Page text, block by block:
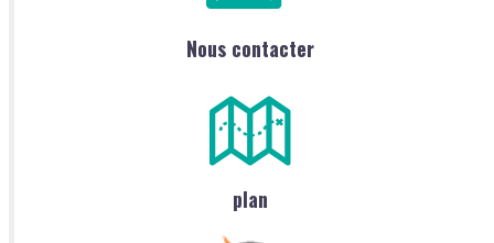
Nous contacter
plan